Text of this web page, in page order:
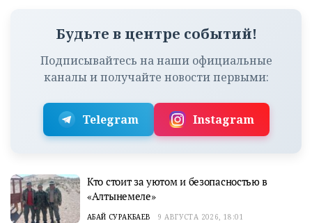
Будьте в центре событий!
Подписывайтесь на наши официальные
каналы и получайте новости первыми:
Telegram Instagram
Кто стоит за уютом и безопасностью в
«Алтынемеле»
АБАЙ СУРАКБАЕВ 9 АВГУСТА 2026, 18:01